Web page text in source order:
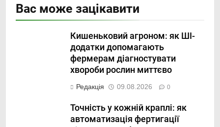
Вас може зацікавити
Кишеньковий агроном: як ШІ-
додатки допомагають
фермерам діагностувати
хвороби рослин миттєво
Редакція 09.08.2026 0
Точність у кожній краплі: як
автоматизація фертигації